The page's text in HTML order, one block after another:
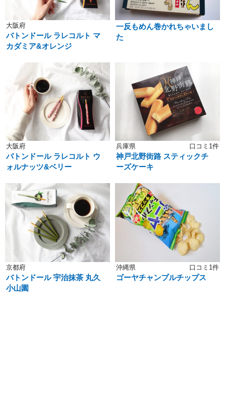
大阪府
バトンドール ラレコルト マ
カダミア&オレンジ
一反もめん巻かれちゃいまし
た
大阪府
バトンドール ラレコルト ウ
ォルナッツ&ベリー
兵庫県 口コミ1件
神戸北野街路 スティックチ
ーズケーキ
京都府
バトンドール 宇治抹茶 丸久
小山園
沖縄県 口コミ1件
ゴーヤチャンプルチップス